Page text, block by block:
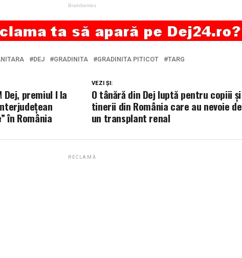
DEJ GRADINITA GRADINITA PITICOT TARG
VEZI ȘI:
O tânără din Dej luptă pentru copiii și
tinerii din România care au nevoie de
un transplant renal
Dej, premiul I la
în România
RECLAMĂ